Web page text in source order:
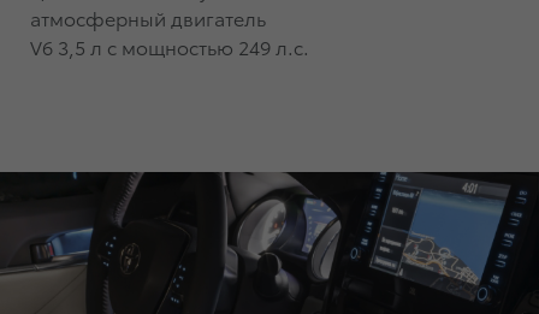
атмосферный двигатель
V6 3,5 л с мощностью 249 л.с.